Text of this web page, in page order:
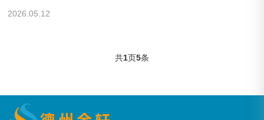
2026.05.12
共1页5条